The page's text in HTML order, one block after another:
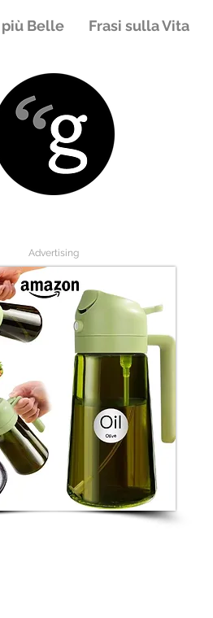
più Belle Frasi sulla Vita
Advertising